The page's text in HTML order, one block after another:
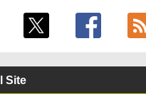
Site